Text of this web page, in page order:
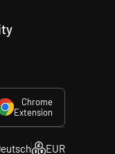
lüften.
Chrome
Extension
EUR